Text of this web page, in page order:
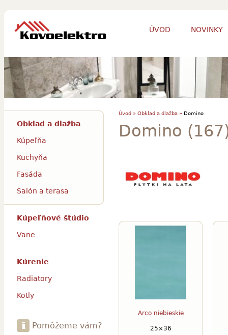
ÚVOD NOVINKY
Úvod » Obklad a dlažba »Domino
Domino
Arco niebieskie
25×36
Obklad a dlažba
Kúpeľňa
Kuchyňa
Fasáda
Salón a terasa
Kúpeľňové štúdio
Vane
Kúrenie
Radiatory
Kotly
Pomôžeme vám?